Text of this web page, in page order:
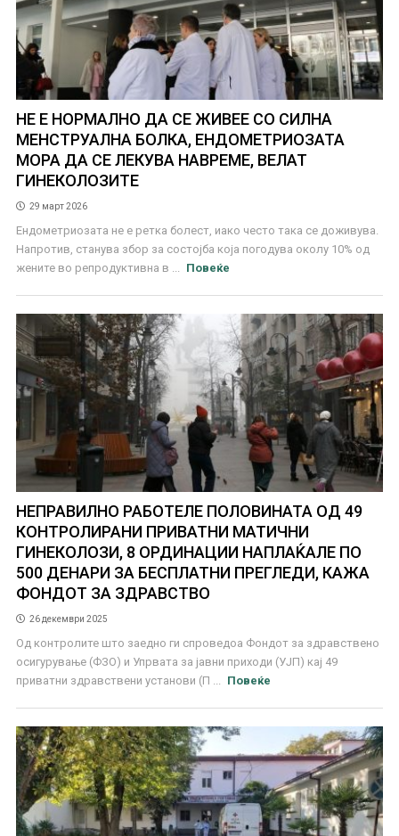
НЕ Е НОРМАЛНО ДА СЕ ЖИВЕЕ СО СИЛНА
МЕНСТРУАЛНА БОЛКА, ЕНДОМЕТРИОЗАТА
МОРА ДА СЕ ЛЕКУВА НАВРЕМЕ, ВЕЛАТ
ГИНЕКОЛОЗИТЕ
29 март 2026
Ендометриозата не е ретка болест, иако често така се доживува.
Напротив, станува збор за состојба која погодува околу 10% од
жените во репродуктивна в ...
Повеќе
НЕПРАВИЛНО РАБОТЕЛЕ ПОЛОВИНАТА ОД 49
КОНТРОЛИРАНИ ПРИВАТНИ МАТИЧНИ
ГИНЕКОЛОЗИ, 8 ОРДИНАЦИИ НАПЛАЌАЛЕ ПО
500 ДЕНАРИ ЗА БЕСПЛАТНИ ПРЕГЛЕДИ, КАЖА
ФОНДОТ ЗА ЗДРАВСТВО
26 декември 2025
Од контролите што заедно ги спроведоа Фондот за здравствено
осигурување (ФЗО) и Упрвата за јавни приходи (УЈП) кај 49
приватни здравствени установи (П ...
Повеќе